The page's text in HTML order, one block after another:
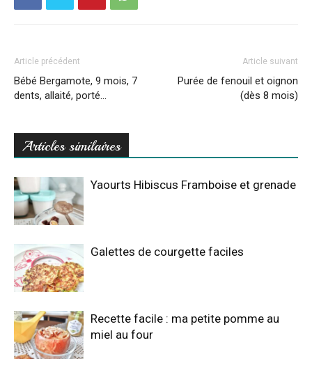
Article précédent
Bébé Bergamote, 9 mois, 7
dents, allaité, porté…
Article suivant
Purée de fenouil et oignon
(dès 8 mois)
Articles similaires
Yaourts Hibiscus Framboise et grenade
Galettes de courgette faciles
Recette facile : ma petite pomme au
miel au four